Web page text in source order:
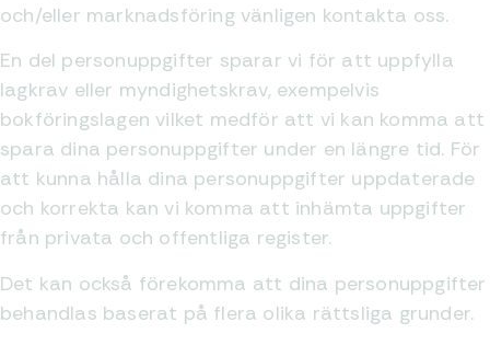
och/eller marknadsföring vänligen kontakta oss.
En del personuppgifter sparar vi för att uppfylla
lagkrav eller myndighetskrav, exempelvis
bokföringslagen vilket medför att vi kan komma att
spara dina personuppgifter under en längre tid. För
att kunna hålla dina personuppgifter uppdaterade
och korrekta kan vi komma att inhämta uppgifter
från privata och offentliga register.
Det kan också förekomma att dina personuppgifter
behandlas baserat på flera olika rättsliga grunder.